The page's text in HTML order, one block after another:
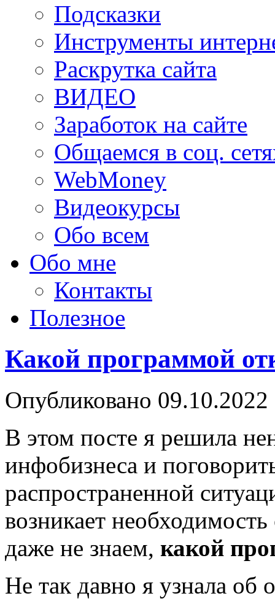
Подсказки
Инструменты
Раскрутка сайта
ВИДЕО
Заработок на сайте
Общаемся в соц.
WebMoney
Видеокурсы
Обо всем
Обо мне
Контакты
Полезное
Какой программой
Опубликовано 09.10.2022
В этом посте я решила
инфобизнеса и
распространенной
возникает
даже не знаем, какой
Не так давно я узнала